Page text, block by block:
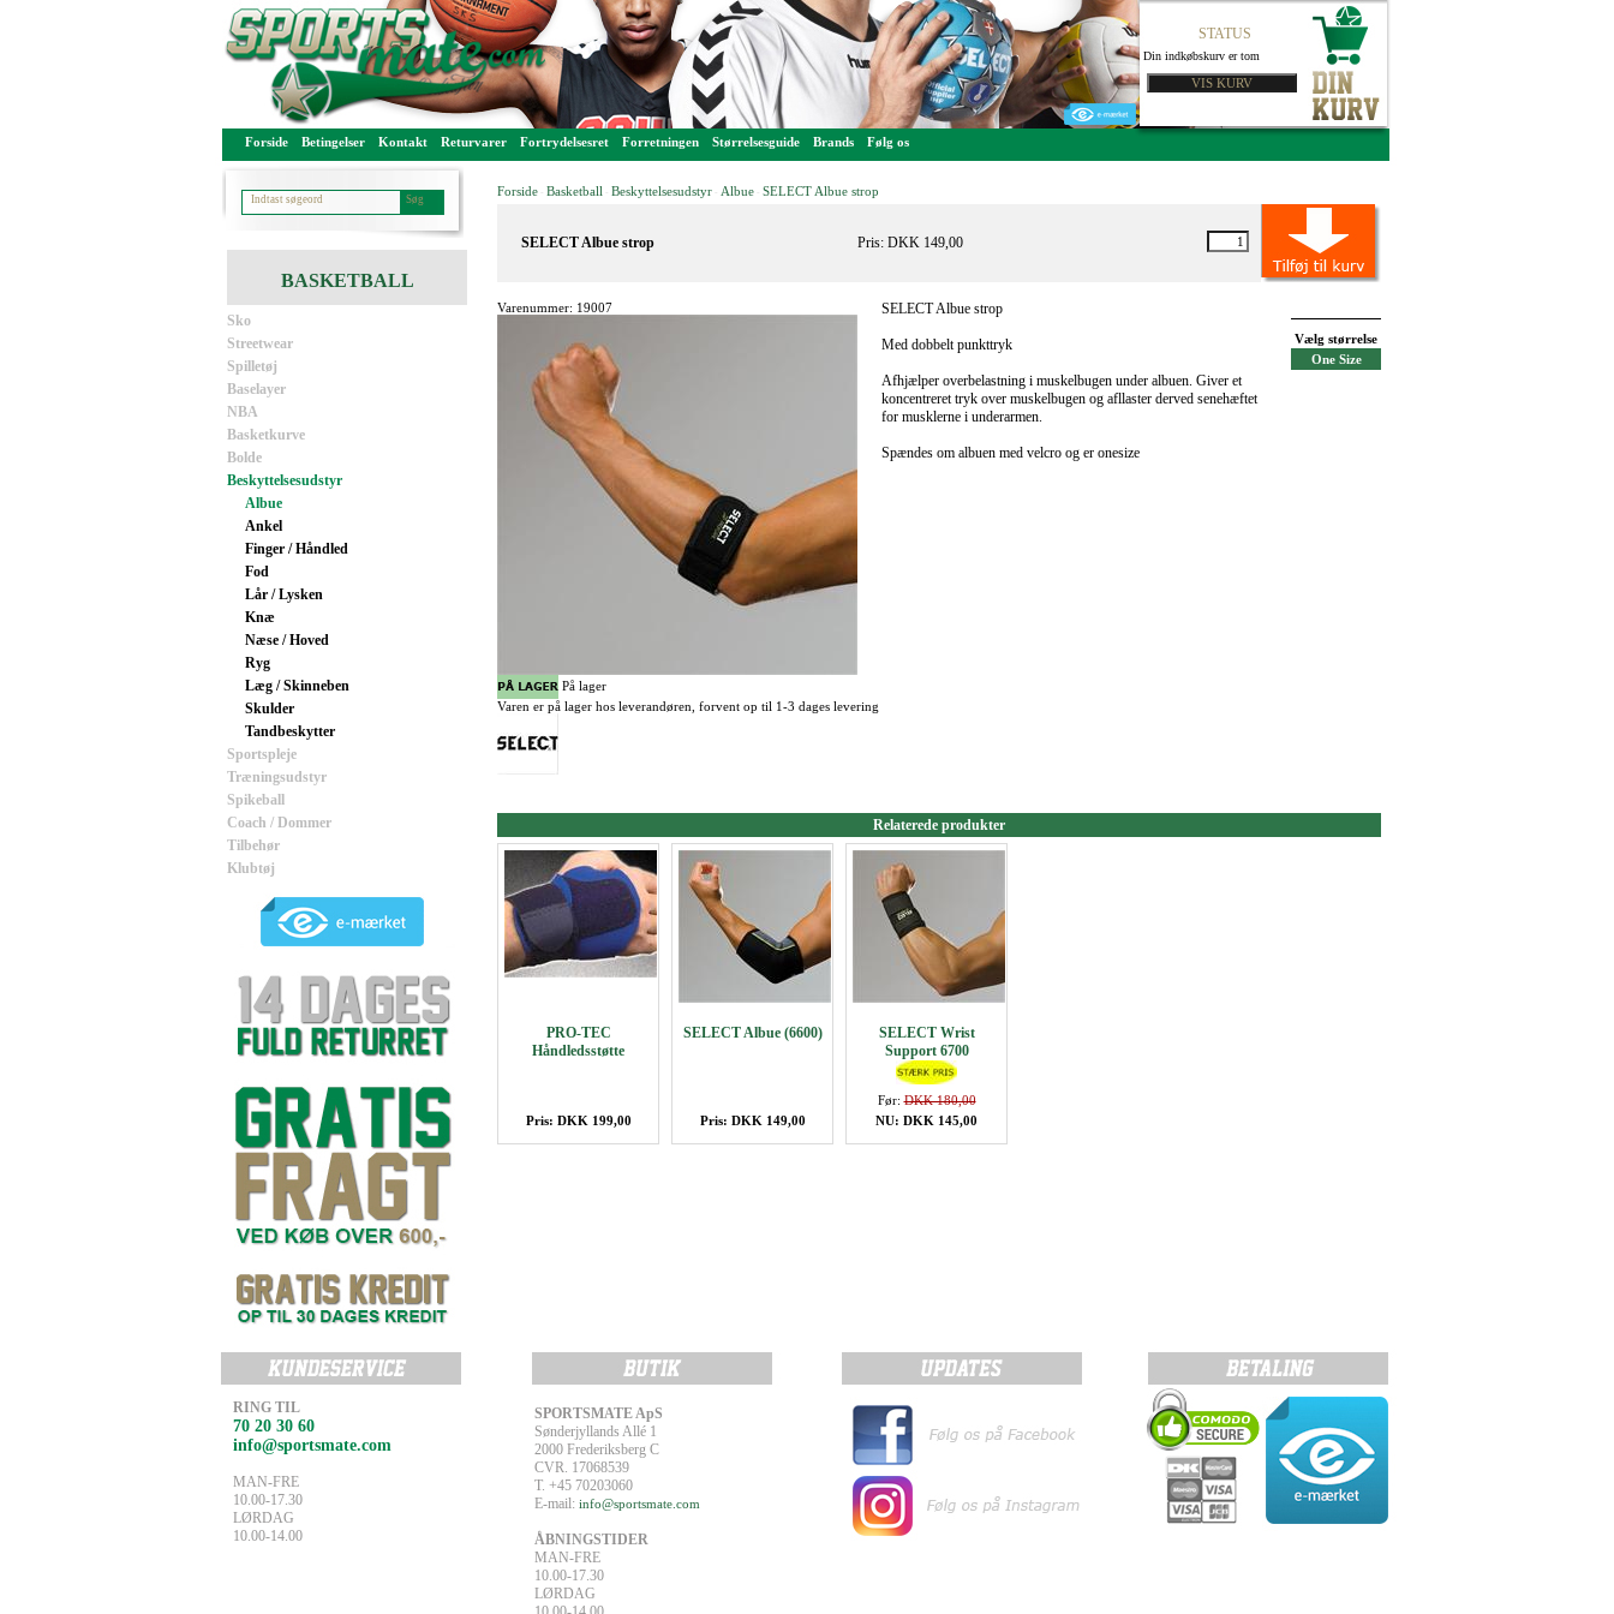
STATUS
Din indkøbskurv er tom
Forside Betingelser Kontakt Returvarer Fortrydelsesret Forretningen Størrelsesguide Brands Følg os
BASKETBALL
Sko
Streetwear
Spilletøj
Baselayer
NBA
Basketkurve
Bolde
Beskyttelsesudstyr
Albue
Ankel
Finger / Håndled
Fod
Lår / Lysken
Knæ
Næse / Hoved
Ryg
Læg / Skinneben
Skulder
Tandbeskytter
Sportspleje
Træningsudstyr
Spikeball
Coach / Dommer
Tilbehør
Klubtøj
Forside Basketball Beskyttelsesudstyr Albue SELECT Albue strop
SELECT Albue strop Pris: DKK 149,00
Varenummer: 19007 SELECT Albue strop
Med dobbelt punkttryk
Afhjælper overbelastning i muskelbugen under albuen. Giver et
koncentreret tryk over muskelbugen og afllaster derved senehæftet
for musklerne i underarmen.
Spændes om albuen med velcro og er onesize
Vælg størrelse
One Size
På lager
Varen er på lager hos leverandøren, forvent op til 1-3 dages levering
Relaterede produkter
PRO-TEC
Håndledsstøtte
Pris: DKK 199,00
SELECT Albue (6600)
Pris: DKK 149,00
SELECT Wrist
Support 6700
Før:DKK 180,00
NU: DKK 145,00
RING TIL
70 20 30 60
info@sportsmate.com
MAN-FRE
10.00-17.30
LØRDAG
10.00-14.00
SPORTSMATE ApS
Sønderjyllands Allé 1
2000 Frederiksberg C
CVR. 17068539
T. +45 70203060
E-mail: info@sportsmate.com
ÅBNINGSTIDER
MAN-FRE
10.00-17.30
LØRDAG